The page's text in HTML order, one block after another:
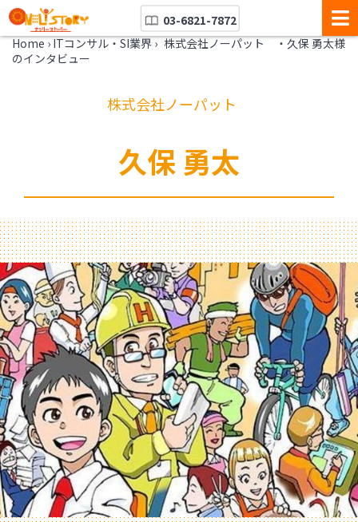
03-6821-7872
Home › ITコンサル・SI業界 › 株式会社ノーパット ・久保 勇太様
のインタビュー
株式会社ノーパット
久保 勇太